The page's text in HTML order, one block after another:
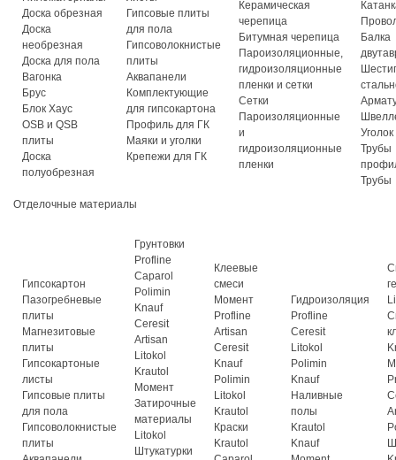
Доска обрезная
Доска
необрезная
Доска для пола
Вагонка
Брус
Блок Хаус
OSB и QSB
плиты
Доска
полуобрезная
Гипсовые плиты
для пола
Гипсоволокнистые
плиты
Аквапанели
Комплектующие
для гипсокартона
Профиль для ГК
Маяки и уголки
Крепежи для ГК
Керамическая
черепица
Битумная черепица
Пароизоляционные,
гидроизоляционные
пленки и сетки
Сетки
Пароизоляционные
и
гидроизоляционные
пленки
Балка
Уголок
Трубы
Трубы
Отделочные материалы
Гипсокартон
Пазогребневые
плиты
Магнезитовые
плиты
Гипсокартоные
листы
Гипсовые плиты
для пола
Гипсоволокнистые
плиты
Грунтовки
Profline
Caparol
Polimin
Knauf
Ceresit
Artisan
Litokol
Krautol
Момент
Затирочные
материалы
Litokol
Штукатурки
Клеевые
смеси
Момент
Profline
Artisan
Ceresit
Knauf
Polimin
Litokol
Krautol
Краски
Krautol
Гидроизоляция
Profline
Ceresit
Litokol
Polimin
Knauf
Наливные
полы
Krautol
Knauf